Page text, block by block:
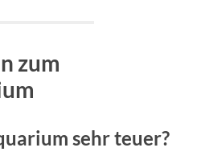
zum
sehr teuer?